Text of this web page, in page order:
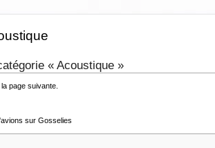
« Acoustique »
page suivante.
sur Gosselies